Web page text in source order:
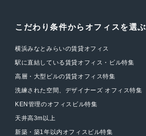
こだわり条件からオフィスを選ぶ
横浜みなとみらいの賃貸オフィス
駅に直結している賃貸オフィス・ビル特集
高層・大型ビルの賃貸オフィス特集
洗練された空間、デザイナーズ オフィス特集
KEN管理のオフィスビル特集
天井高3m以上
新築・築1年以内オフィスビル特集